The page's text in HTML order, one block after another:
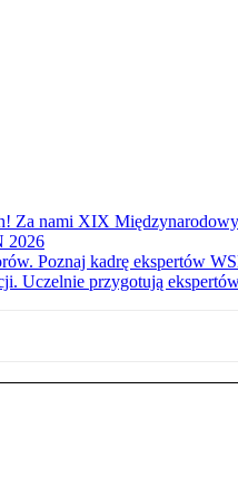
Za nami XIX
2026
Poznaj kadrę ekspertów
Uczelnie przygotują